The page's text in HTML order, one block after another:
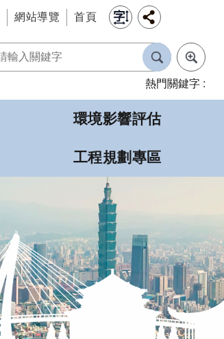
網站導覽 首頁
熱門關鍵字
環境影響評估
工程規劃專區